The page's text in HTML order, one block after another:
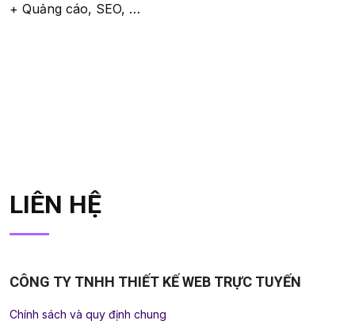
+ Quảng cáo, SEO, …
LIÊN HỆ
CÔNG TY TNHH THIẾT KẾ WEB TRỰC TUYẾN
Chính sách và quy định chung